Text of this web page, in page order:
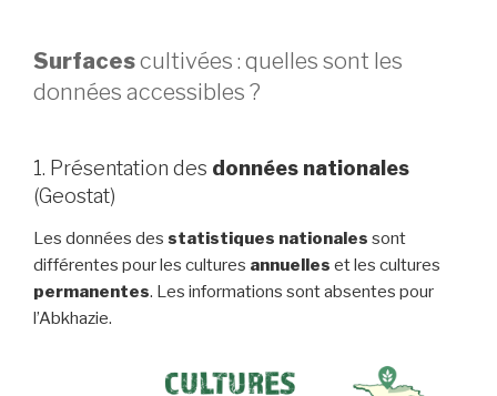
Surfacescultivées : quelles sont les
données accessibles ?
1. Présentation des données nationales
(Geostat)
Les données des statistiques nationales sont
différentes pour les cultures annuelles et les cultures
permanentes. Les informations sont absentes pour
l’Abkhazie.